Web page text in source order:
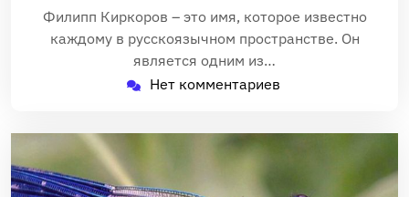
Филипп Киркоров – это имя‚ которое известно
каждому в русскоязычном пространстве. Он
является одним из…
Нет комментариев